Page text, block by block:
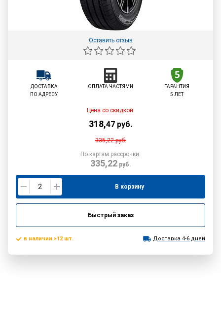
Оставить отзыв
ДОСТАВКА
ПО АДРЕСУ
ОПЛАТА ЧАСТЯМИ
ГАРАНТИЯ
5 ЛЕТ
Цена со скидкой:
318,47 руб.
335,22руб.
По картам рассрочки:
335,22руб.
В корзину
Быстрый заказ
в наличии >12 шт. Доставка 4-6 дней